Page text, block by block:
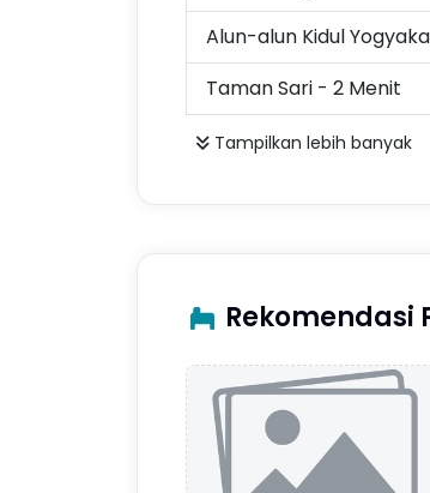
Alun-alun Kidul
Taman Sari - 2 Menit
Tampilkan lebih banyak
Rekomendasi